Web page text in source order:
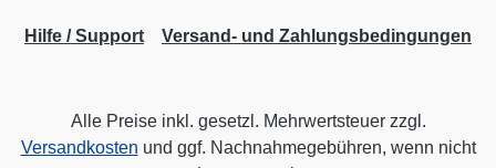
Hilfe / Support Versand- und Zahlungsbedingungen
Alle Preise inkl. gesetzl. Mehrwertsteuer zzgl.
Versandkosten und ggf. Nachnahmegebühren, wenn nicht